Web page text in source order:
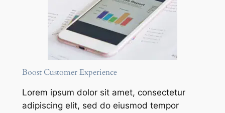
Boost Customer Experience
Lorem ipsum dolor sit amet, consectetur
adipiscing elit, sed do eiusmod tempor